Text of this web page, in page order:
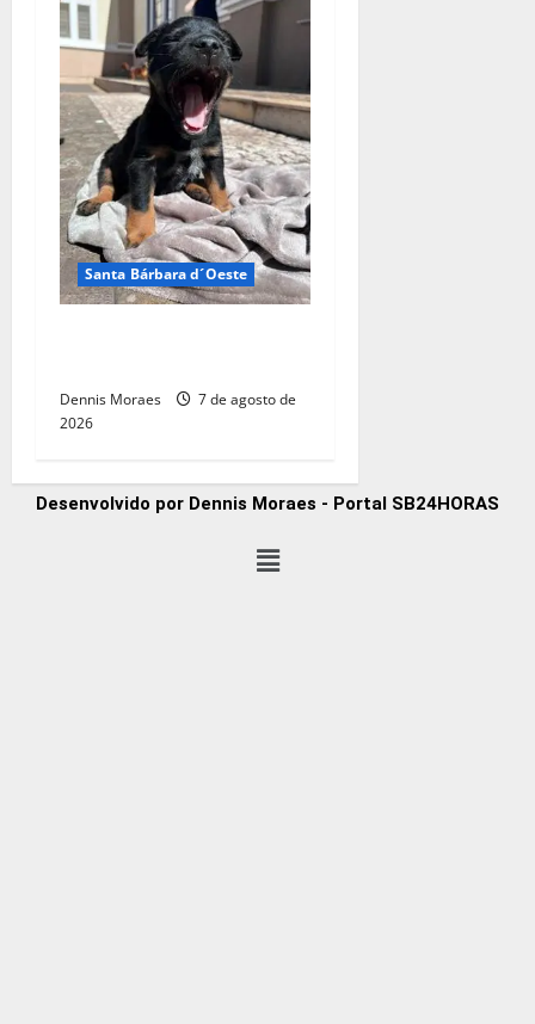
Santa Bárbara d´Oeste
Dennis Moraes
7 de agosto de
2026
Desenvolvido por Dennis Moraes - Portal SB24HORAS